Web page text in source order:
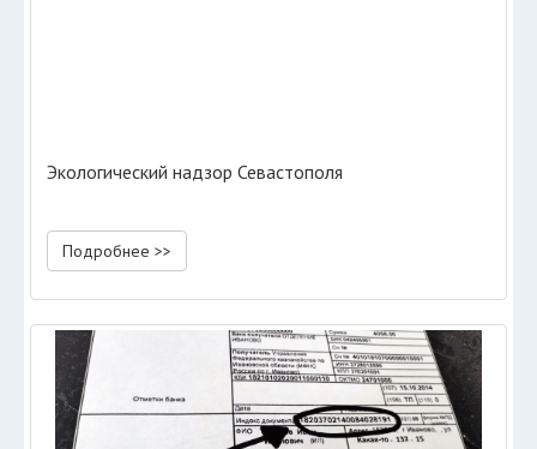
Экологический надзор Севастополя
Подробнее >>